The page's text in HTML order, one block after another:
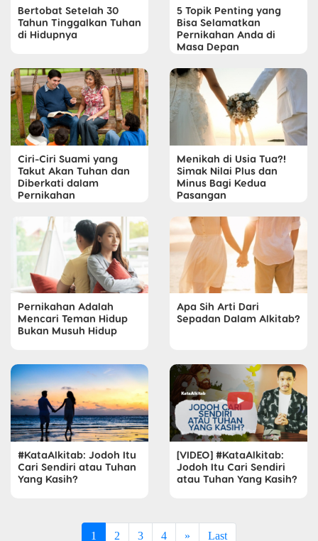
Bertobat Setelah 30
Tahun Tinggalkan Tuhan
di Hidupnya
5 Topik Penting yang
Bisa Selamatkan
Pernikahan Anda di
Masa Depan
Ciri-Ciri Suami yang
Takut Akan Tuhan dan
Diberkati dalam
Pernikahan
Menikah di Usia Tua?!
Simak Nilai Plus dan
Minus Bagi Kedua
Pasangan
Pernikahan Adalah
Mencari Teman Hidup
Bukan Musuh Hidup
Apa Sih Arti Dari
Sepadan Dalam Alkitab?
#KataAlkitab: Jodoh Itu
Cari Sendiri atau Tuhan
Yang Kasih?
[VIDEO] #KataAlkitab:
Jodoh Itu Cari Sendiri
atau Tuhan Yang Kasih?
1 2 3 4 » Last